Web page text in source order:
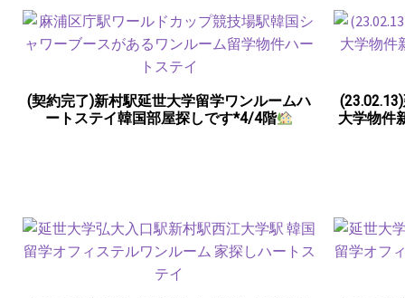
(契約完了)新村駅延世大学留学ワンルームハ
ートステイ韓国部屋探しです*4/4階
大学物件